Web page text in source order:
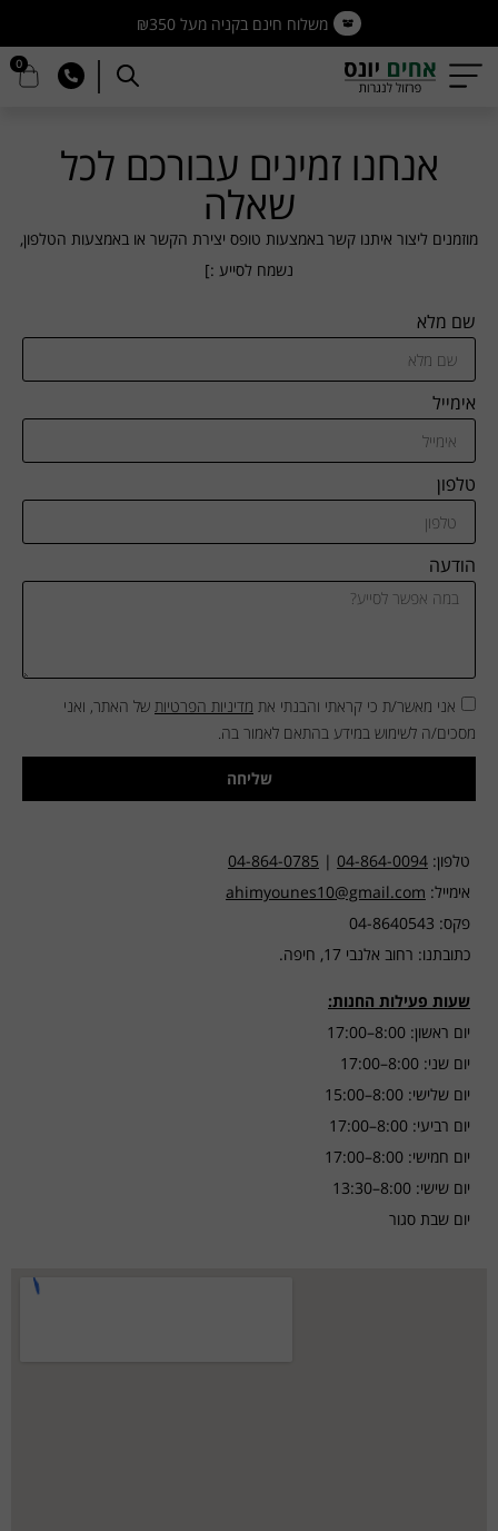
משלוח חינם בקניה מעל ₪350
0
אנחנו זמינים עבורכם לכל
שאלה
מוזמנים ליצור איתנו קשר באמצעות טופס יצירת הקשר או באמצעות הטלפון,
נשמח לסייע :]
שם מלא
אימייל
טלפון
הודעה
אני מאשר/ת כי קראתי והבנתי את מדיניות הפרטיות של האתר, ואני
מסכים/ה לשימוש במידע בהתאם לאמור בה.
שליחה
טלפון: 04-864-0094
|
04-864-0785
אימייל: ahimyounes10@gmail.com
פקס: 04-8640543
כתובתנו: רחוב אלנבי 17, חיפה.
שעות פעילות החנות:
יום ראשון: 8:00–17:00
יום שני: 8:00–17:00
יום שלישי: 8:00–15:00
יום רביעי: 8:00–17:00
יום חמישי: 8:00–17:00
יום שישי: 8:00–13:30
יום שבת סגור